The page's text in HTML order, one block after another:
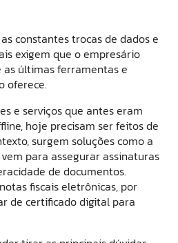
constantes trocas de dados e
exigem que o empresário
últimas ferramentas e
oferece.
e serviços que antes eram
hoje precisam ser feitos de
surgem soluções como a
para assegurar assinaturas
de documentos.
fiscais eletrônicas, por
de certificado digital para